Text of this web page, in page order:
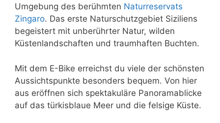
Umgebung des berühmten Naturreservats
Zingaro. Das erste Naturschutzgebiet Siziliens
begeistert mit unberührter Natur, wilden
Küstenlandschaften und traumhaften Buchten.
Mit dem E-Bike erreichst du viele der schönsten
Aussichtspunkte besonders bequem. Von hier
aus eröffnen sich spektakuläre Panoramablicke
auf das türkisblaue Meer und die felsige Küste.